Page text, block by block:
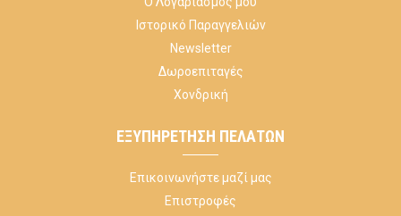
Ιστορικό Παραγγελιών
Newsletter
Δωροεπιταγές
Χονδρική
ΕΞΥΠΗΡΈΤΗΣΗ ΠΕΛΑΤΏΝ
Επικοινωνήστε μαζί μας
Επιστροφές